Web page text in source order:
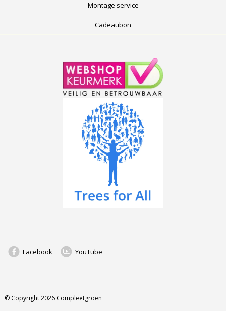
Montage service
Cadeaubon
Facebook YouTube
© Copyright 2026 Compleetgroen